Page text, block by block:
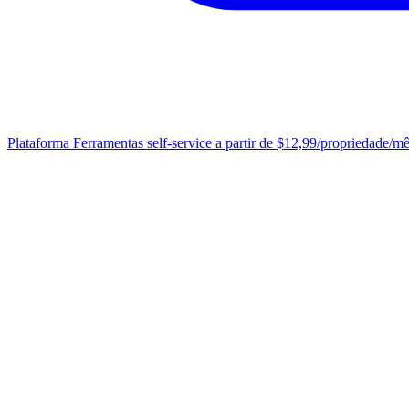
Plataforma Ferramentas self-service a partir de $12,99/propriedade/